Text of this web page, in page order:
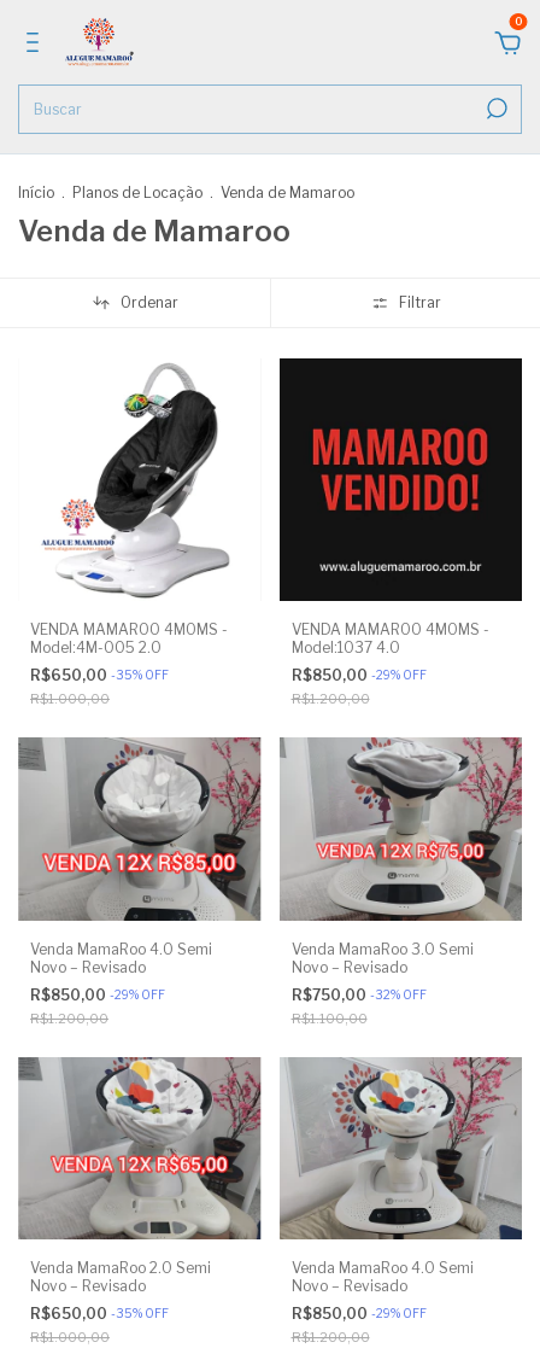
0
Início . Planos de Locação . Venda de Mamaroo
Venda de Mamaroo
Ordenar Filtrar
VENDA MAMAROO 4MOMS -
Model:4M-005 2.0
R$650,00 -35% OFF
R$1.000,00
VENDA MAMAROO 4MOMS -
Model:1037 4.0
R$850,00 -29% OFF
R$1.200,00
Venda MamaRoo 4.0 Semi
Novo – Revisado
R$850,00 -29% OFF
R$1.200,00
Venda MamaRoo 3.0 Semi
Novo – Revisado
R$750,00 -32% OFF
R$1.100,00
Venda MamaRoo 2.0 Semi
Novo – Revisado
R$650,00 -35% OFF
R$1.000,00
Venda MamaRoo 4.0 Semi
Novo – Revisado
R$850,00 -29% OFF
R$1.200,00